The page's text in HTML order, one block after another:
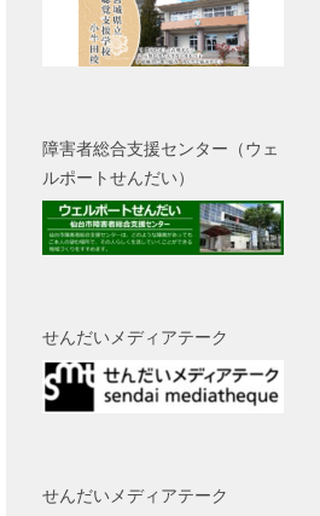
障害者総合支援センター（ウェ
ルポートせんだい）
せんだいメディアテーク
せんだいメディアテーク